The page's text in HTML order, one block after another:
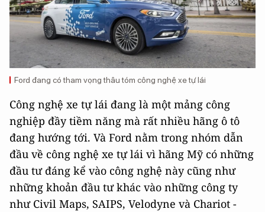
Ford đang có tham vọng thâu tóm công nghệ xe tự lái
Công nghệ xe tự lái đang là một mảng công
nghiệp đầy tiềm năng mà rất nhiều hãng ô tô
đang hướng tới. Và Ford nằm trong nhóm dẫn
đầu về công nghệ xe tự lái vì hãng Mỹ có những
đầu tư đáng kể vào công nghệ này cũng như
những khoản đầu tư khác vào những công ty
như Civil Maps, SAIPS, Velodyne và Chariot -